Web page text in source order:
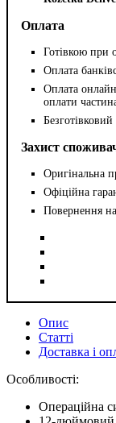
Оплата
Готівкою при
Оплата
Оплата
оплати
Захист
Оригінальна
Офіційна
Повернення
Опис
Статті
Доставка і
Особливості:
Операційна